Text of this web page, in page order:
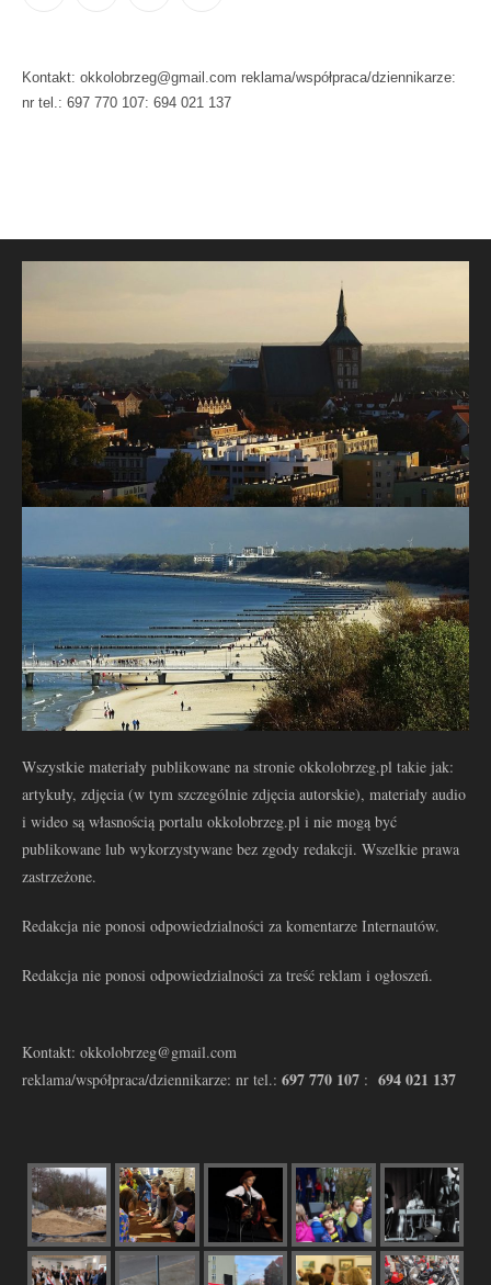
Kontakt: okkolobrzeg@gmail.com reklama/współpraca/dziennikarze:
nr tel.: 697 770 107: 694 021 137
Wszystkie materiały publikowane na stronie okkolobrzeg.pl takie jak:
artykuły, zdjęcia (w tym szczególnie zdjęcia autorskie), materiały audio
i wideo są własnością portalu okkolobrzeg.pl i nie mogą być
publikowane lub wykorzystywane bez zgody redakcji. Wszelkie prawa
zastrzeżone.
Redakcja nie ponosi odpowiedzialności za komentarze Internautów.
Redakcja nie ponosi odpowiedzialności za treść reklam i ogłoszeń.
Kontakt: okkolobrzeg@gmail.com
reklama/współpraca/dziennikarze: nr tel.: 697 770 107 : 694 021 137